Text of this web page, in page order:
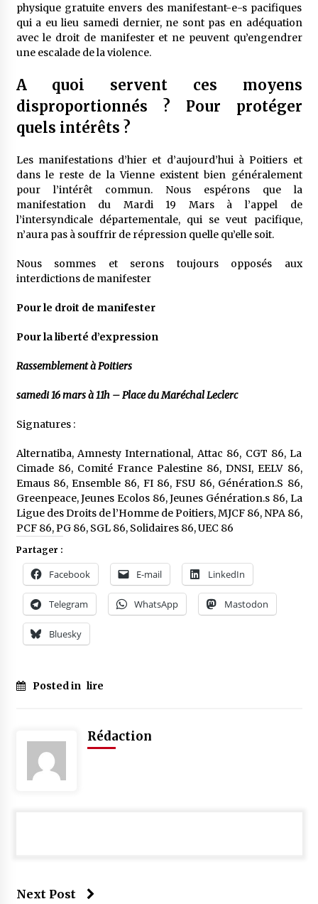
physique gratuite envers des manifestant-e-s pacifiques
qui a eu lieu samedi dernier, ne sont pas en adéquation
avec le droit de manifester et ne peuvent qu’engendrer
une escalade de la violence.
A quoi servent ces moyens
disproportionnés ? Pour protéger
quels intérêts ?
Les manifestations d’hier et d’aujourd’hui à Poitiers et
dans le reste de la Vienne existent bien généralement
pour l’intérêt commun. Nous espérons que la
manifestation du Mardi 19 Mars à l’appel de
l’intersyndicale départementale, qui se veut pacifique,
n’aura pas à souffrir de répression quelle qu’elle soit.
Nous sommes et serons toujours opposés aux
interdictions de manifester
Pour le droit de manifester
Pour la liberté d’expression
Rassemblement à Poitiers
samedi 16 mars à 11h – Place du Maréchal Leclerc
Signatures :
Alternatiba, Amnesty International, Attac 86, CGT 86, La
Cimade 86, Comité France Palestine 86, DNSI, EELV 86,
Emaus 86, Ensemble 86, FI 86, FSU 86, Génération.S 86,
Greenpeace, Jeunes Ecolos 86, Jeunes Génération.s 86, La
Ligue des Droits de l’Homme de Poitiers, MJCF 86, NPA 86,
PCF 86, PG 86, SGL 86, Solidaires 86, UEC 86
Partager :
Facebook E-mail LinkedIn
Telegram WhatsApp Mastodon
Bluesky
Posted in lire
Rédaction
Next Post